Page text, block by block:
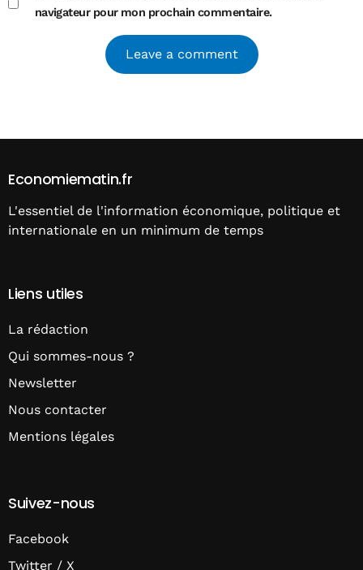
navigateur pour mon prochain commentaire.
Economiematin.fr
L'essentiel de l'information économique, politique et
internationale en un minimum de temps
Liens utiles
La rédaction
Qui sommes-nous ?
Newsletter
Nous contacter
Mentions légales
Suivez-nous
Facebook
Twitter / X